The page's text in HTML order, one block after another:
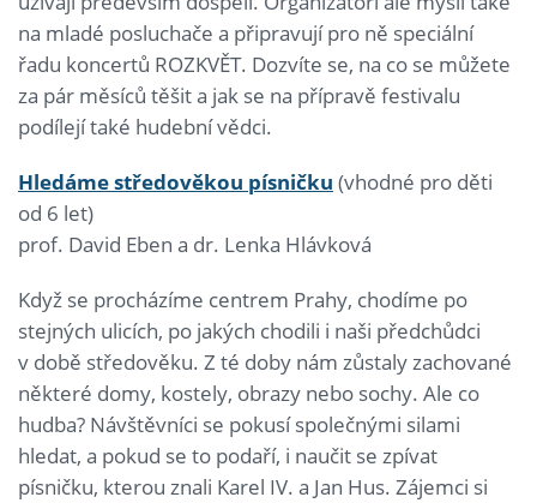
na mladé posluchače a připravují pro ně speciální
řadu koncertů ROZKVĚT. Dozvíte se, na co se můžete
za pár měsíců těšit a jak se na přípravě festivalu
podílejí také hudební vědci.
Hledáme středověkou písničku (vhodné pro děti
od 6 let)
prof. David Eben a dr. Lenka Hlávková
Když se procházíme centrem Prahy, chodíme po
stejných ulicích, po jakých chodili i naši předchůdci
v době středověku. Z té doby nám zůstaly zachované
některé domy, kostely, obrazy nebo sochy. Ale co
hudba? Návštěvníci se pokusí společnými silami
hledat, a pokud se to podaří, i naučit se zpívat
písničku, kterou znali Karel IV. a Jan Hus. Zájemci si